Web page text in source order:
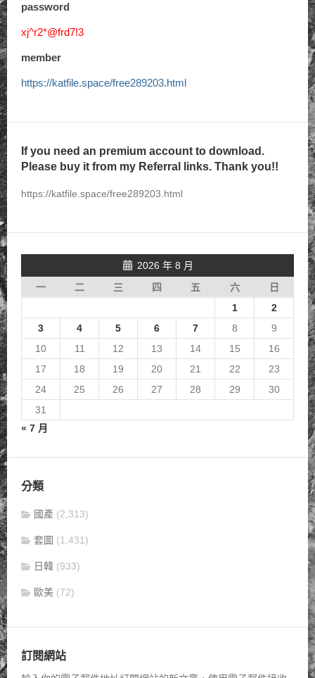
password
xj^r2*@frd7!3
member
https://katfile.space/free289203.html
If you need an premium account to download.
Please buy it from my Referral links. Thank you!!
https://katfile.space/free289203.html
2026 年 8 月
一
二 三 四 五 六
日
1
2
3
4 5 6 7 8
9
10
11 12 13 14 15
16
17
18 19 20 21 22
23
24
25 26 27 28 29
30
31
« 7 月
分類
國產 (2,313)
套圖 (1,431)
日韓 (933)
歐美 (72)
訂閱網站